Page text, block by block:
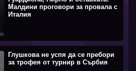
Малдини проговори за провала с
Италия
Глушкова не успя да се пребори
за трофея от турнир в Сърбия